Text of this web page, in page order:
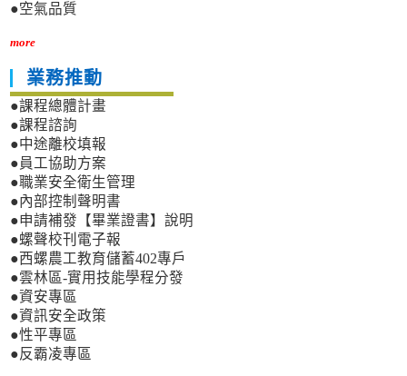
●空氣品質
more
業務推動
●課程總體計畫
●課程諮詢
●中途離校填報
●員工協助方案
●職業安全衛生管理
●內部控制聲明書
●申請補發【畢業證書】說明
●螺聲校刊電子報
●西螺農工教育儲蓄402專戶
●雲林區-實用技能學程分發
●資安專區
●資訊安全政策
●性平專區
●反霸凌專區